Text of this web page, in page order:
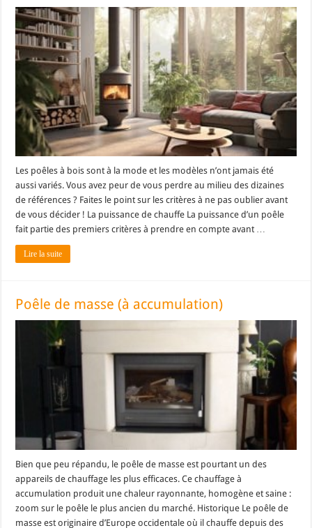
Les poêles à bois sont à la mode et les modèles n’ont jamais été
aussi variés. Vous avez peur de vous perdre au milieu des dizaines
de références ? Faites le point sur les critères à ne pas oublier avant
de vous décider ! La puissance de chauffe La puissance d’un poêle
fait partie des premiers critères à prendre en compte avant …
Lire la suite
Poêle de masse (à accumulation)
Bien que peu répandu, le poêle de masse est pourtant un des
appareils de chauffage les plus efficaces. Ce chauffage à
accumulation produit une chaleur rayonnante, homogène et saine :
zoom sur le poêle le plus ancien du marché. Historique Le poêle de
masse est originaire d’Europe occidentale où il chauffe depuis des